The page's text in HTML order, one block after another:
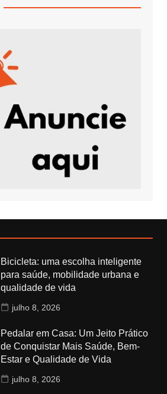
Bicicleta: uma escolha inteligente
para saúde, mobilidade urbana e
qualidade de vida
julho 8, 2026
Pedalar em Casa: Um Jeito Prático
de Conquistar Mais Saúde, Bem-
Estar e Qualidade de Vida
julho 8, 2026